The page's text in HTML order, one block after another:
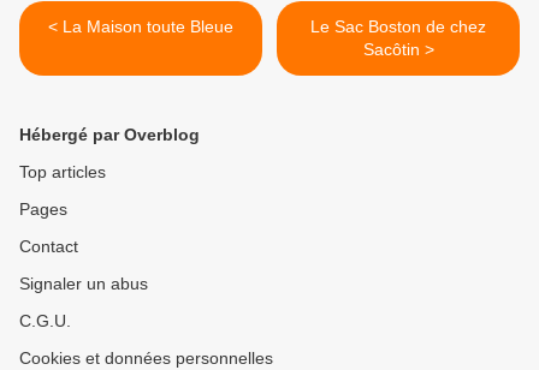
< La Maison toute Bleue
Le Sac Boston de chez
Sacôtin >
Hébergé par Overblog
Top articles
Pages
Contact
Signaler un abus
C.G.U.
Cookies et données personnelles